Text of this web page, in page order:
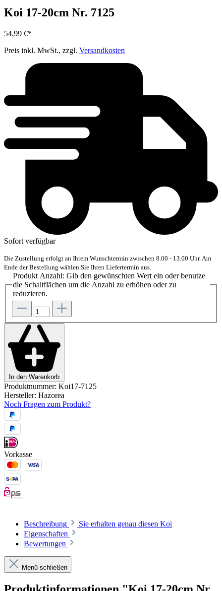
Koi 17-20cm Nr. 7125
54,99 €*
Preis inkl. MwSt., zzgl. Versandkosten
Sofort verfügbar
Die Zustellung erfolgt an Ihrem Wunschtermin zwischen 8.00 - 13.00 Uhr. Am
Ende der Bestellung wählen Sie Ihren Liefertermin aus.
Produkt Anzahl: Gib den gewünschten Wert ein oder benutze
die Schaltflächen um die Anzahl zu erhöhen oder zu
reduzieren.
In den Warenkorb
Produktnummer: Koi17-7125
Hersteller: Hazorea
Noch Fragen zum Produkt?
Vorkasse
Beschreibung
Sie erhalten genau diesen Koi
Eigenschaften
Bewertungen
Menü schließen